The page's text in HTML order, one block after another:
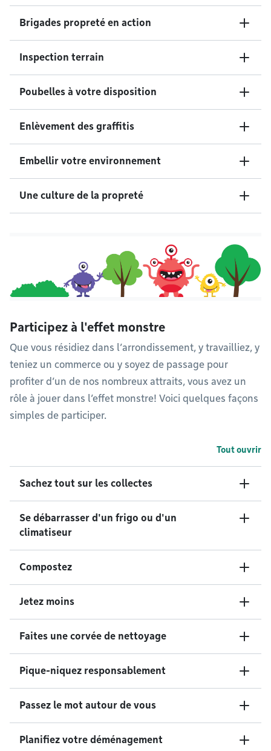
Brigades propreté en action
Inspection terrain
Poubelles à votre disposition
Enlèvement des graffitis
Embellir votre environnement
Une culture de la propreté
Participez à l'effet monstre
Que vous résidiez dans l’arrondissement, y travailliez, y
teniez un commerce ou y soyez de passage pour
profiter d’un de nos nombreux attraits, vous avez un
rôle à jouer dans l’effet monstre! Voici quelques façons
simples de participer.
Tout ouvrir
Sachez tout sur les collectes
Se débarrasser d'un frigo ou d'un
climatiseur
Compostez
Jetez moins
Faites une corvée de nettoyage
Pique-niquez responsablement
Passez le mot autour de vous
Planifiez votre déménagement